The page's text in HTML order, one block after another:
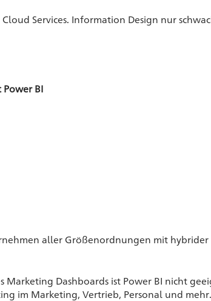
Services. Information Design nur
BI
aller Größenordnungen mit hybrider
Dashboards ist Power BI nicht
im Marketing, Vertrieb, Personal und mehr.